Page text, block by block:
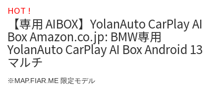
HOT !
【専用 AIBOX】YolanAuto CarPlay AI
Box Amazon.co.jp: BMW専用
YolanAuto CarPlay AI Box Android 13
マルチ
※MAP.FIAR.ME 限定モデル